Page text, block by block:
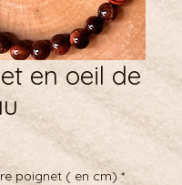
en oeil de
poignet ( en cm) *